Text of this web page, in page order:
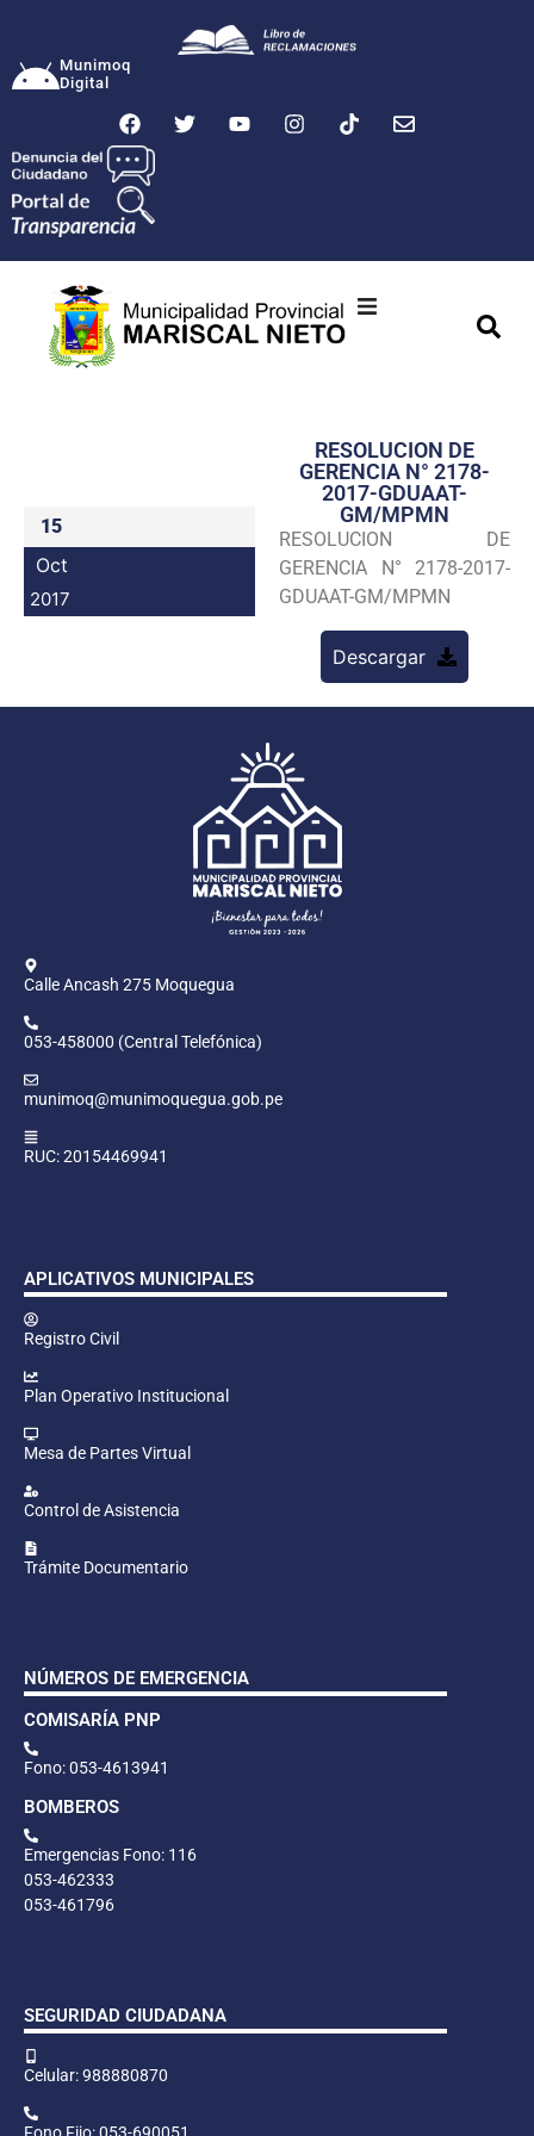
Munimoq
Digital
Transparencia
Seguridad
Programas
15
Oct
2017
RESOLUCION DE
GERENCIA N° 2178-
2017-GDUAAT-
GM/MPMN
RESOLUCION DE
GERENCIA N° 2178-2017-
GDUAAT-GM/MPMN
Descargar
Calle Ancash 275 Moquegua
053-458000 (Central Telefónica)
munimoq@munimoquegua.gob.pe
RUC: 20154469941
APLICATIVOS MUNICIPALES
Registro Civil
Plan Operativo Institucional
Mesa de Partes Virtual
Control de Asistencia
Trámite Documentario
NÚMEROS DE EMERGENCIA
COMISARÍA PNP
Fono: 053-4613941
BOMBEROS
Emergencias Fono: 116
053-462333
053-461796
SEGURIDAD CIUDADANA
Celular: 988880870
Fono Fijo: 053-690051